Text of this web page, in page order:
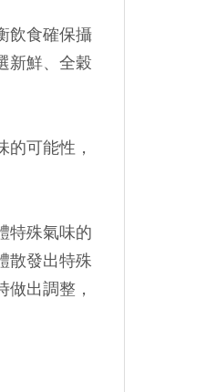
飲食確保攝
新鮮、全穀
的可能性，
特殊氣味的
散發出特殊
出調整，